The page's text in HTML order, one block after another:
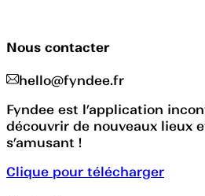
Nous contacter
hello@fyndee.fr
Fyndee est l’application
découvrir de nouveaux lieux
s’amusant !
Clique pour télécharger